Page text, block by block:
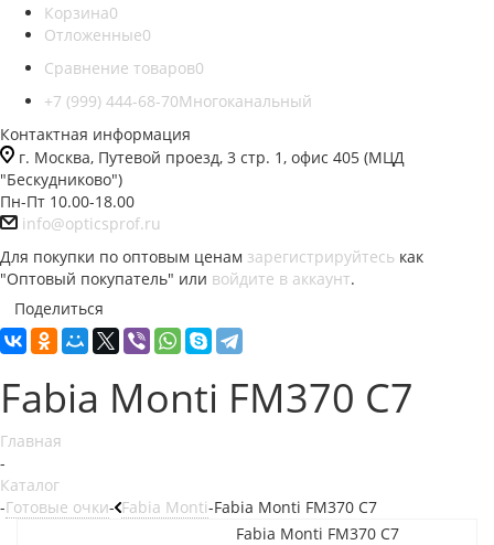
Корзина0
Отложенные0
Сравнение товаров0
+7 (999) 444-68-70Многоканальный
Контактная информация
г. Москва, Путевой проезд, 3 стр. 1, офис 405 (МЦД
"Бескудниково")
Пн-Пт 10.00-18.00
info@opticsprof.ru
Для покупки по оптовым ценам зарегистрируйтесь как
"Оптовый покупатель" или войдите в аккаунт.
Поделиться
Fabia Monti FM370 C7
Главная
-
Каталог
-Готовые очки- Fabia Monti-Fabia Monti FM370 C7
Fabia Monti FM370 C7